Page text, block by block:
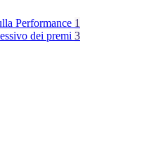
Performance 1
dei premi 3